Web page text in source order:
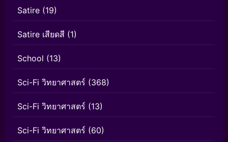
Satire (19)
Satire เสียดสี (1)
School (13)
Sci-Fi วิทยาศาสตร์ (368)
Sci-Fi วิทยาศาสตร์ (13)
Sci-Fi วิทยาศาสตร์ (60)